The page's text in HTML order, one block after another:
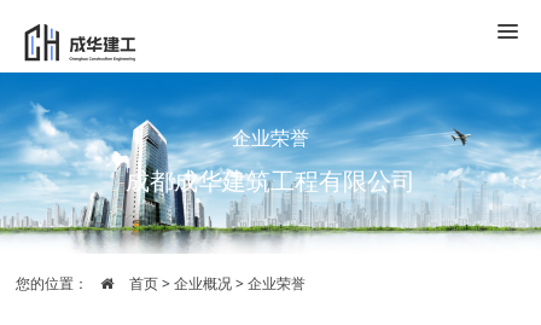
企业荣誉
成都成华建筑工程有限公司
您的位置： 首页>企业概况>企业荣誉